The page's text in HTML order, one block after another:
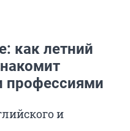
как летний
профессиями
и